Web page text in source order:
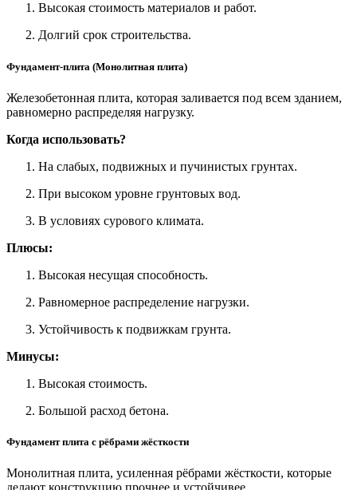
Высокая стоимость материалов и работ.
Долгий срок строительства.
Фундамент-плита (Монолитная плита)
Железобетонная плита, которая заливается под всем зданием,
равномерно распределяя нагрузку.
Когда использовать?
На слабых, подвижных и пучинистых грунтах.
При высоком уровне грунтовых вод.
В условиях сурового климата.
Плюсы:
Высокая несущая способность.
Равномерное распределение нагрузки.
Устойчивость к подвижкам грунта.
Минусы:
Высокая стоимость.
Большой расход бетона.
Фундамент плита с рёбрами жёсткости
Монолитная плита, усиленная рёбрами жёсткости, которые